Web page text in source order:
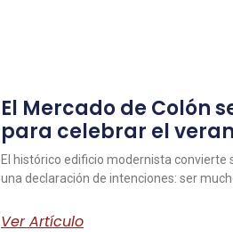
El Mercado de Colón
para celebrar el
El histórico edificio modernista convierte
una declaración de intenciones: ser
Ver Artículo